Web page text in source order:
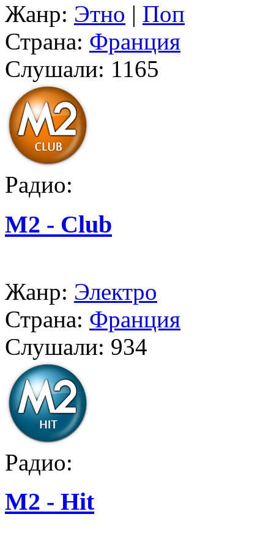
Жанр: Этно | Поп
Страна: Франция
Слушали: 1165
Радио:
M2 - Club
Жанр: Электро
Страна: Франция
Слушали: 934
Радио:
M2 - Hit